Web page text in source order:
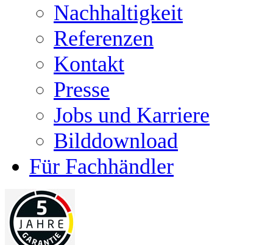
Nachhaltigkeit
Referenzen
Kontakt
Presse
Jobs und Karriere
Bilddownload
Für Fachhändler